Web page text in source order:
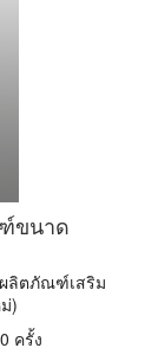
ขนาด
ผลิตภัณฑ์เสริม
)
ครั้ง